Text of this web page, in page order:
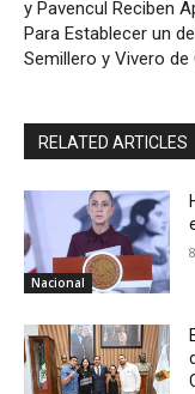
y Pavencul Reciben
Para Establecer un de
Semillero y Vivero de
RELATED ARTICLES
Nacional